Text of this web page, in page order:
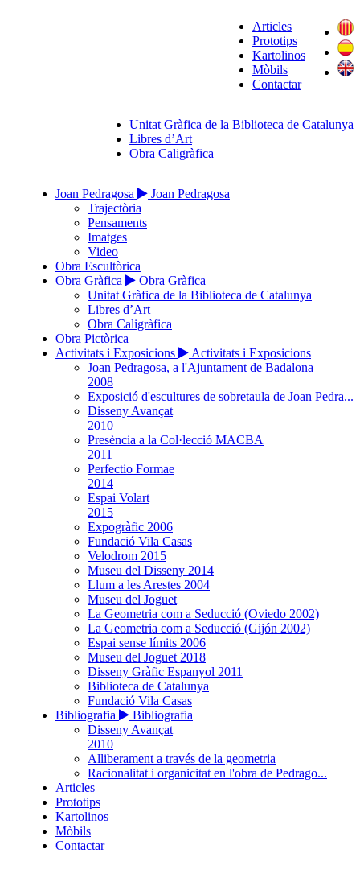
Articles
Prototips
Kartolinos
Mòbils
Contactar
Unitat Gràfica de la Biblioteca de Catalunya
Libres d’Art
Obra Caligràfica
Joan Pedragosa
Joan Pedragosa
Trajectòria
Pensaments
Imatges
Video
Obra Escultòrica
Obra Gràfica
Obra Gràfica
Unitat Gràfica de la Biblioteca de Catalunya
Libres d’Art
Obra Caligràfica
Obra Pictòrica
Activitats i Exposicions
Activitats i Exposicions
Joan Pedragosa, a l'Ajuntament de Badalona
2008
Exposició d'escultures de sobretaula de Joan Pedra...
Disseny Avançat
2010
Presència a la Col·lecció MACBA
2011
Perfectio Formae
2014
Espai Volart
2015
Expogràfic 2006
Fundació Vila Casas
Velodrom 2015
Museu del Disseny 2014
Llum a les Arestes 2004
Museu del Joguet
La Geometria com a Seducció (Oviedo 2002)
La Geometria com a Seducció (Gijón 2002)
Espai sense límits 2006
Museu del Joguet 2018
Disseny Gràfic Espanyol 2011
Biblioteca de Catalunya
Fundació Vila Casas
Bibliografia
Bibliografia
Disseny Avançat
2010
Alliberament a través de la geometria
Racionalitat i organicitat en l'obra de Pedrago...
Articles
Prototips
Kartolinos
Mòbils
Contactar